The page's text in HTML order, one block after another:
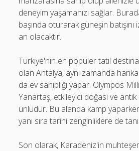
deneyim yaşamanızı sağlar.
başında oturarak güneşin
an olacaktır.
Türkiye'nin en popüler tatil
olan Antalya, aynı zamanda
da ev sahipliği yapar. Olympos
Yanartaş, etkileyici doğası ve antik
ünlüdür. Bu alanda kamp
yanı sıra tarihi zenginliklere de
Son olarak, Karadeniz'in